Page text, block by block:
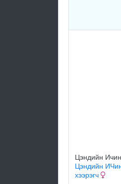
Цэндийн
Цэндийн
хээрэгч